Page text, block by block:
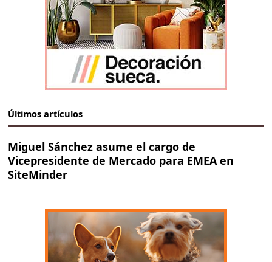
Últimos artículos
Miguel Sánchez asume el cargo de
Vicepresidente de Mercado para EMEA en
SiteMinder